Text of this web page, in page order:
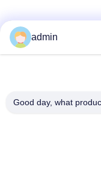
admin
Good day, what